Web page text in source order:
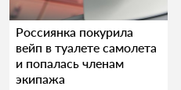
Россиянка покурила
вейп в туалете самолета
и попалась членам
экипажа